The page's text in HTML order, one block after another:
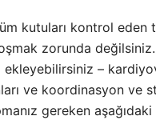
kutuları kontrol
zorunda
–
ve koordinasyon
gereken aşağıdaki